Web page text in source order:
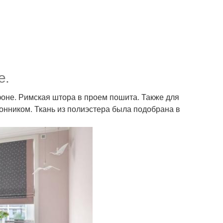
Римская штора в проем пошита. Также для
Ткань из полиэстера была подобрана в